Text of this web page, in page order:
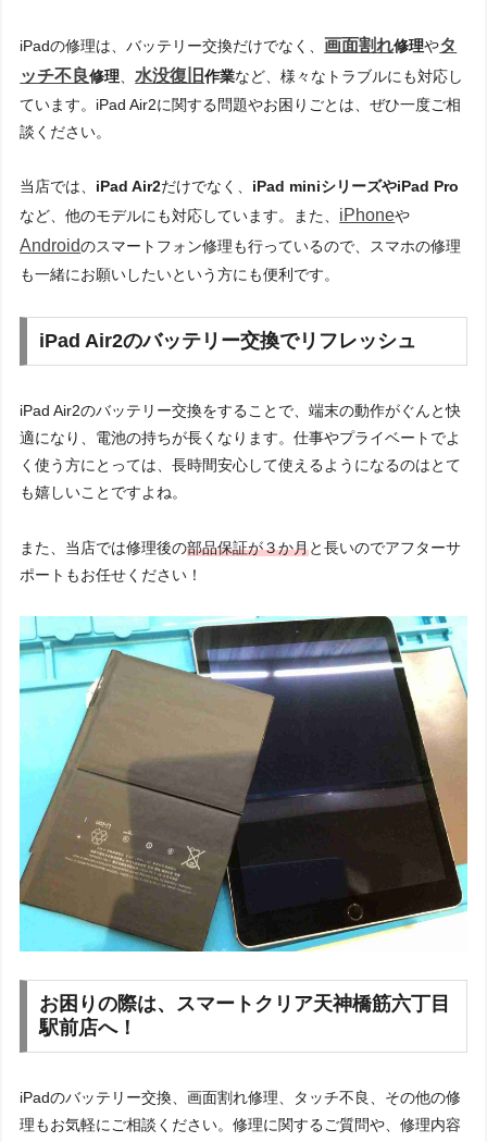
iPadの修理は、バッテリー交換だけでなく、 画面割れ修理やタ
ッチ不良修理 水没復旧作業など、様々なトラブルにも対応し
ています。iPad Air2に関する問題やお困りごとは、ぜひ一度ご相
談ください。
当店では、 iPad Air2だけでなく、 iPad miniシリーズやiPad Pro
など、他のモデルにも対応しています。また、 iPhoneや
Androidのスマートフォン修理も行っているので、スマホの修理
も一緒にお願いしたいという方にも便利です。
iPad Air2のバッテリー交換でリフレッシュ
iPad Air2のバッテリー交換をすることで、端末の動作がぐんと快
適になり、電池の持ちが長くなります。仕事やプライベートでよ
く使う方にとっては、長時間安心して使えるようになるのはとて
も嬉しいことですよね。
また、当店では修理後の部品保証が３か月と長いのでアフターサ
ポートもお任せください！
お困りの際は、スマートクリア天神橋筋六丁目
駅前店へ！
iPadのバッテリー交換、画面割れ修理、タッチ不良、その他の修
理もお気軽にご相談ください。修理に関するご質問や、修理内容